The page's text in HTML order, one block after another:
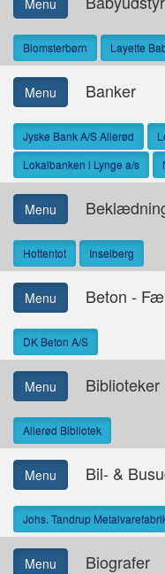
Menu
Blomsterbørn Layette
Menu Banker
Jyske Bank A/S Allerød
Lokalbanken i Lynge a/s
Menu
Hottentot Inselberg
Menu Beton -
DK Beton A/S
Menu Biblioteker
Allerød Bibliotek
Menu Bil- &
Johs. Tandrup
Menu Biografer